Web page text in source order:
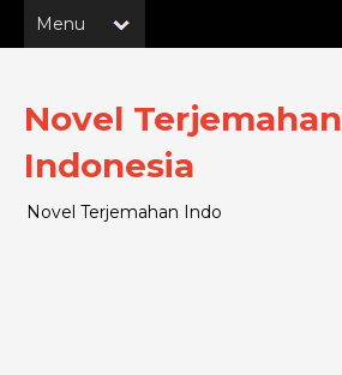
Novel Terjemahan
Indonesia
Novel Terjemahan Indo